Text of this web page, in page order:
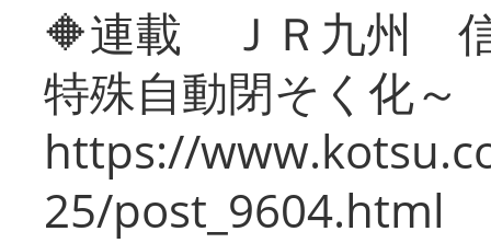
🔶連載 ＪＲ九州 信
特殊自動閉そく化～
https://
25/post_9604.html